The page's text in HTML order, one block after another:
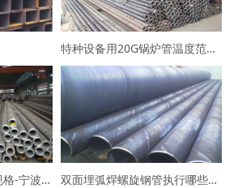
特种设备用20G锅炉管温度范围-咨询宁波易程大东
20G锅炉管常用现货规格-宁波易程大东货源充足 双面埋弧焊螺旋钢管执行哪些标准？